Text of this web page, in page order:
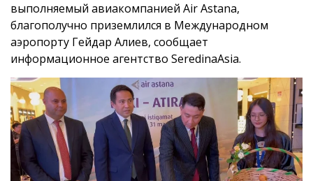
выполняемый авиакомпанией Air Astana,
благополучно приземлился в Международном
аэропорту Гейдар Алиев, сообщает
информационное агентство SeredinaAsia.